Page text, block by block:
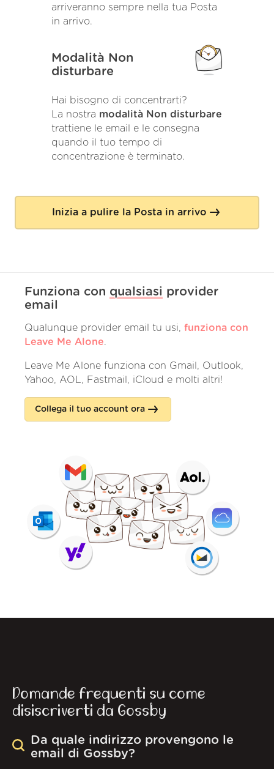
arriveranno sempre nella tua Posta
in arrivo.
Modalità Non
disturbare
Hai bisogno di concentrarti?
La nostra modalità Non disturbare
trattiene le email e le consegna
quando il tuo tempo di
concentrazione è terminato.
Inizia a pulire la Posta in arrivo
Funziona con qualsiasi provider
email
Qualunque provider email tu usi, funziona con
Leave Me Alone.
Leave Me Alone funziona con Gmail, Outlook,
Yahoo, AOL, Fastmail, iCloud e molti altri!
Collega il tuo account ora
Domande frequenti su come
disiscriverti da Gossby
Da quale indirizzo provengono le
email di Gossby?